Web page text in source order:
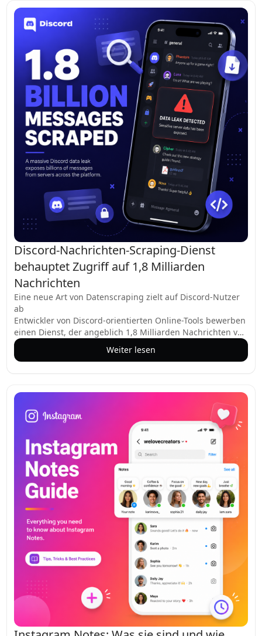
kontaktierten diese dann, indem sie sich als
vertrauenswürdige Kontakte ausgaben und nach diesen
Codes fragten. Sobald diese weitergegeben wurden,
verknüpften die Hacker die Konten mit ihren eigenen
Geräten und erlangten so die volle Kontrolle über die
Kommunikation. Der Vorfall wurde während einer
Senatsanhörung am 25. Mai bestätigt, bei der Beamte des
Department of Parliamentary Services (DPS) den Ablauf des
Vorfalls detailliert schilderten.
Discord-Nachrichten-Scraping-Dienst
behauptet Zugriff auf 1,8 Milliarden
Nachrichten
Eine neue Art von Datenscraping zielt auf Discord-Nutzer
ab
Entwickler von Discord-orientierten Online-Tools bewerben
einen Dienst, der angeblich 1,8 Milliarden Nachrichten von
35 Millionen Nutzern aus 6.000 Servern gescrapt hat. Der
angebliche Datenbestand umfasst auch 207 Millionen
weniger als zwei Jahre, nachdem Discord einen ähnlichen
Nutzungsbedingungen abgeschaltet hat.
Weiter lesen